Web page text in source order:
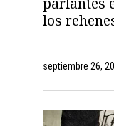
los
septiembre 26,